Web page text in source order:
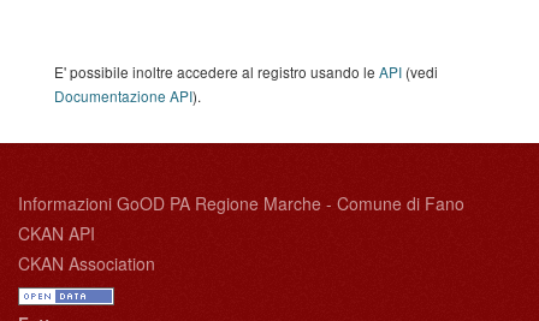
E' possibile inoltre accedere al registro usando le API (vedi
Documentazione API).
Informazioni GoOD PA Regione Marche - Comune di Fano
CKAN API
CKAN Association